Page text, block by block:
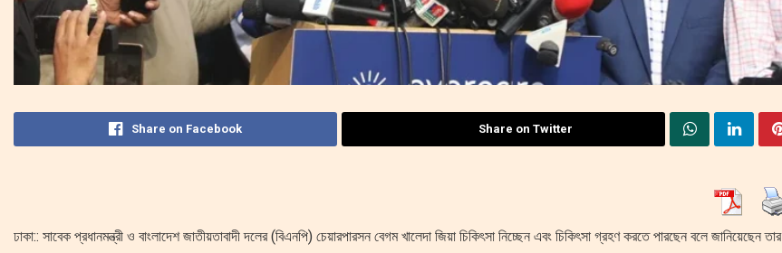
Share on Facebook Share on Twitter
ঢাকা:: সাবেক প্রধানমন্ত্রী ও বাংলাদেশ জাতীয়তাবাদী দলের (বিএনপি) চেয়ারপারসন বেগম খালেদা জিয়া চিকিৎসা নিচ্ছেন এবং চিকিৎসা গ্রহণ করতে পারছেন বলে জানিয়েছেন তার